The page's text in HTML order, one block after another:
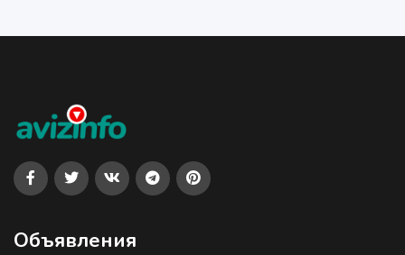
Объявления